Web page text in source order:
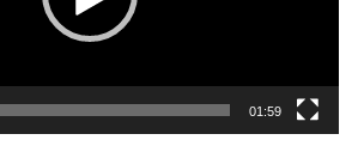
01:59